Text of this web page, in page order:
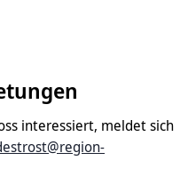
interessiert, meldet sich